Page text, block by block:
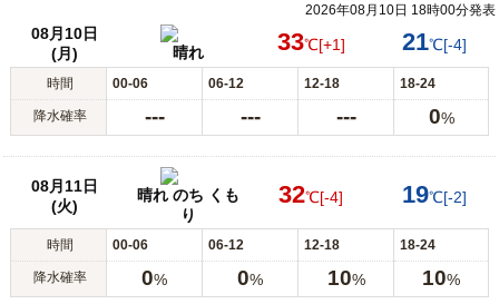
2026年08月10日 18時00分発表
08月10日
(月)
晴れ 33℃[+1] 21℃[-4]
時間 00-06 06-12 12-18 18-24
降水確率 --- --- --- 0%
08月11日
(火)
晴れ のち くも
り
32℃[-4] 19℃[-2]
時間 00-06 06-12 12-18 18-24
降水確率 0% 0% 10% 10%